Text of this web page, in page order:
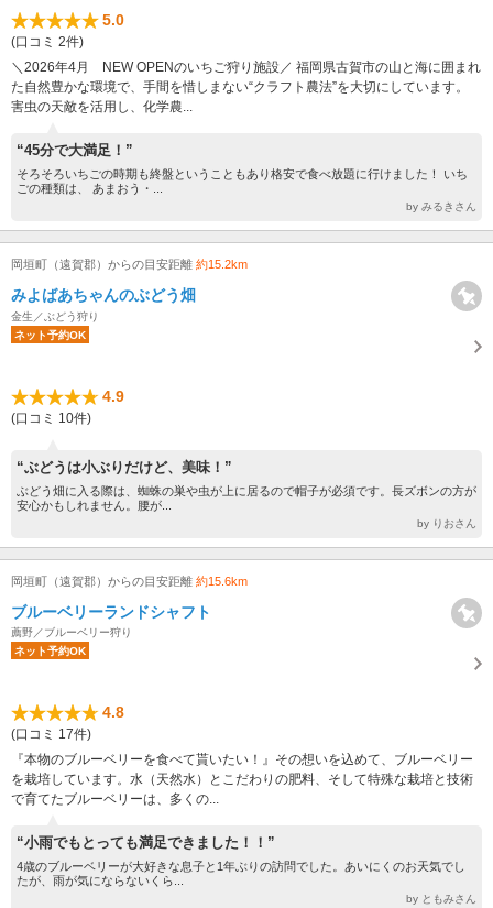
5.0
(口コミ 2件)
＼2026年4月 NEW OPENのいちご狩り施設／ 福岡県古賀市の山と海に囲まれ
た自然豊かな環境で、手間を惜しまない“クラフト農法”を大切にしています。
害虫の天敵を活用し、化学農...
“45分で大満足！”
そろそろいちごの時期も終盤ということもあり格安で食べ放題に行けました！ いち
ごの種類は、 あまおう・...
by みるきさん
岡垣町（遠賀郡）からの目安距離 約15.2km
みよばあちゃんのぶどう畑
金生／ぶどう狩り
ネット予約OK
4.9
(口コミ 10件)
“ぶどうは小ぶりだけど、美味！”
ぶどう畑に入る際は、蜘蛛の巣や虫が上に居るので帽子が必須です。長ズボンの方が
安心かもしれません。腰が...
by りおさん
岡垣町（遠賀郡）からの目安距離 約15.6km
ブルーベリーランドシャフト
薦野／ブルーベリー狩り
ネット予約OK
4.8
(口コミ 17件)
『本物のブルーベリーを食べて貰いたい！』その想いを込めて、ブルーベリー
を栽培しています。水（天然水）とこだわりの肥料、そして特殊な栽培と技術
で育てたブルーベリーは、多くの...
“小雨でもとっても満足できました！！”
4歳のブルーベリーが大好きな息子と1年ぶりの訪問でした。あいにくのお天気でし
たが、雨が気にならないくら...
by ともみさん